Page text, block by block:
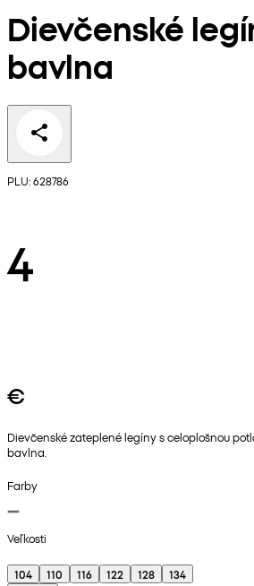
Dievčenské
bavlna
PLU: 628786
4
€
Dievčenské zateplené legíny s celoplošnou
bavlna.
Farby
Veľkosti
104 110 116 122 128
134